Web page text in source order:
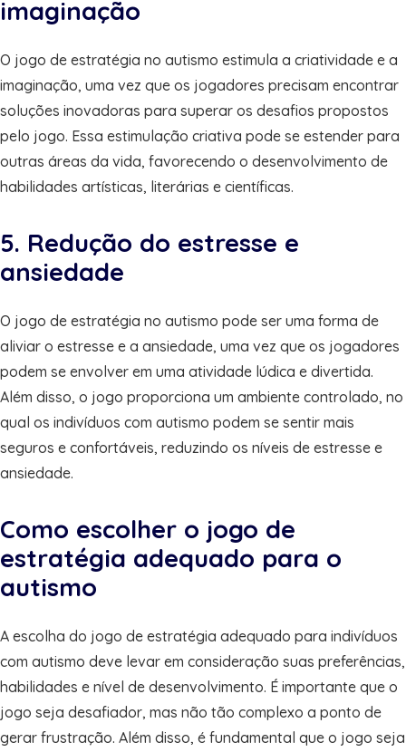
imaginação
O jogo de estratégia no autismo estimula a criatividade e a
imaginação, uma vez que os jogadores precisam encontrar
soluções inovadoras para superar os desafios propostos
pelo jogo. Essa estimulação criativa pode se estender para
outras áreas da vida, favorecendo o desenvolvimento de
habilidades artísticas, literárias e científicas.
5. Redução do estresse e
ansiedade
O jogo de estratégia no autismo pode ser uma forma de
aliviar o estresse e a ansiedade, uma vez que os jogadores
podem se envolver em uma atividade lúdica e divertida.
Além disso, o jogo proporciona um ambiente controlado, no
qual os indivíduos com autismo podem se sentir mais
seguros e confortáveis, reduzindo os níveis de estresse e
ansiedade.
Como escolher o jogo de
estratégia adequado para o
autismo
A escolha do jogo de estratégia adequado para indivíduos
com autismo deve levar em consideração suas preferências,
habilidades e nível de desenvolvimento. É importante que o
jogo seja desafiador, mas não tão complexo a ponto de
gerar frustração. Além disso, é fundamental que o jogo seja